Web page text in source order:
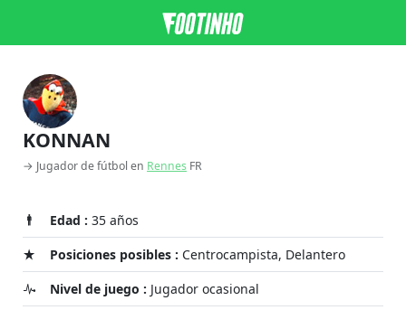
KONNAN
→ Jugador de fútbol en Rennes FR
Edad : 35 años
Posiciones posibles : Centrocampista, Delantero
Nivel de juego : Jugador ocasional